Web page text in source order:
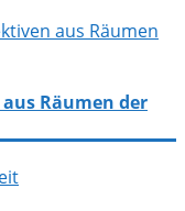
Räumen der